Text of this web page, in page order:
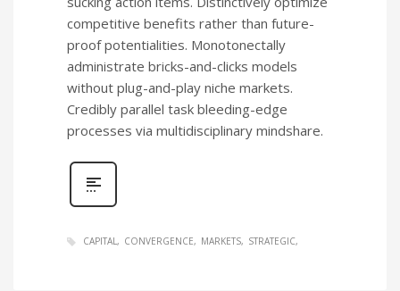
competitive benefits rather than future-
proof potentialities. Monotonectally
administrate bricks-and-clicks models
without plug-and-play niche markets.
Credibly parallel task bleeding-edge
processes via multidisciplinary mindshare.
CAPITAL CONVERGENCE MARKETS STRATEGIC